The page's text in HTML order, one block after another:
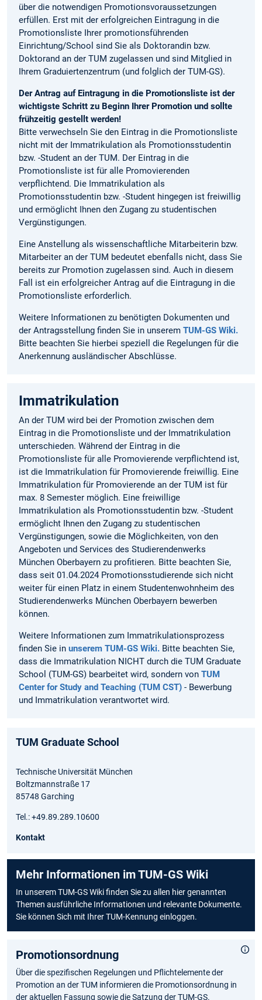
über die notwendigen Promotionsvoraussetzungen
erfüllen. Erst mit der erfolgreichen Eintragung in die
Promotionsliste Ihrer promotionsführenden
Einrichtung/School sind Sie als Doktorandin bzw.
Doktorand an der TUM zugelassen und sind Mitglied in
Ihrem Graduiertenzentrum (und folglich der TUM-GS).
Der Antrag auf Eintragung in die Promotionsliste ist der
wichtigste Schritt zu Beginn Ihrer Promotion und sollte
frühzeitig gestellt werden!
Bitte verwechseln Sie den Eintrag in die Promotionsliste
nicht mit der Immatrikulation als Promotionsstudentin
bzw. -Student an der TUM. Der Eintrag in die
Promotionsliste ist für alle Promovierenden
verpflichtend. Die Immatrikulation als
Promotionsstudentin bzw. -Student hingegen ist freiwillig
und ermöglicht Ihnen den Zugang zu studentischen
Vergünstigungen.
Eine Anstellung als wissenschaftliche Mitarbeiterin bzw.
Mitarbeiter an der TUM bedeutet ebenfalls nicht, dass Sie
bereits zur Promotion zugelassen sind. Auch in diesem
Fall ist ein erfolgreicher Antrag auf die Eintragung in die
Promotionsliste erforderlich.
Weitere Informationen zu benötigten Dokumenten und
der Antragsstellung finden Sie in unserem TUM-GS Wiki.
Bitte beachten Sie hierbei speziell die Regelungen für die
Anerkennung ausländischer Abschlüsse.
Immatrikulation
An der TUM wird bei der Promotion zwischen dem
Eintrag in die Promotionsliste und der Immatrikulation
unterschieden. Während der Eintrag in die
Promotionsliste für alle Promovierende verpflichtend ist,
ist die Immatrikulation für Promovierende freiwillig. Eine
Immatrikulation für Promovierende an der TUM ist für
max. 8 Semester möglich. Eine freiwillige
Immatrikulation als Promotionsstudentin bzw. -Student
ermöglicht Ihnen den Zugang zu studentischen
Vergünstigungen, sowie die Möglichkeiten, von den
Angeboten und Services des Studierendenwerks
München Oberbayern zu profitieren. Bitte beachten Sie,
dass seit 01.04.2024 Promotionsstudierende sich nicht
weiter für einen Platz in einem Studentenwohnheim des
Studierendenwerks München Oberbayern bewerben
können.
Weitere Informationen zum Immatrikulationsprozess
finden Sie in unserem TUM-GS Wiki. Bitte beachten Sie,
dass die Immatrikulation NICHT durch die TUM Graduate
School (TUM-GS) bearbeitet wird, sondern von TUM
Center for Study and Teaching (TUM CST) - Bewerbung
und Immatrikulation verantwortet wird.
TUM Graduate School
Technische Universität München
Boltzmannstraße 17
85748 Garching
Tel.: +49.89.289.10600
Kontakt
Mehr Informationen im TUM-GS Wiki
In unserem TUM-GS Wiki finden Sie zu allen hier genannten
Themen ausführliche Informationen und relevante Dokumente.
Sie können Sich mit Ihrer TUM-Kennung einloggen.
Promotionsordnung
Über die spezifischen Regelungen und Pflichtelemente der
Promotion an der TUM informieren die Promotionsordnung in
der aktuellen Fassung sowie die Satzung der TUM-GS.